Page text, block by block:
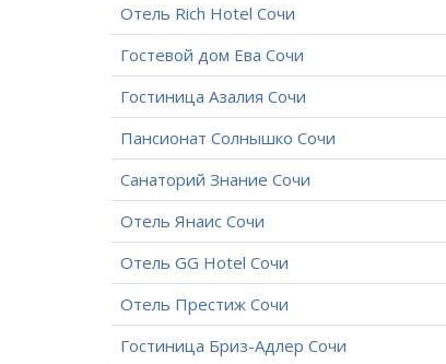
Отель Rich Hotel Сочи
Гостевой дом Ева Сочи
Гостиница Азалия Сочи
Пансионат Солнышко Сочи
Санаторий Знание Сочи
Отель Янаис Сочи
Отель GG Hotel Сочи
Отель Престиж Сочи
Гостиница Бриз-Адлер Сочи